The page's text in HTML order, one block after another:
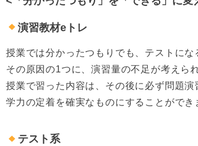
演習教材eトレ
授業では分かったつもりでも、テストにな
その原因の1つに、演習量の不足が考えら
授業で習った内容は、その後に必ず問題演
学力の定着を確実なものにすることができ
テスト系